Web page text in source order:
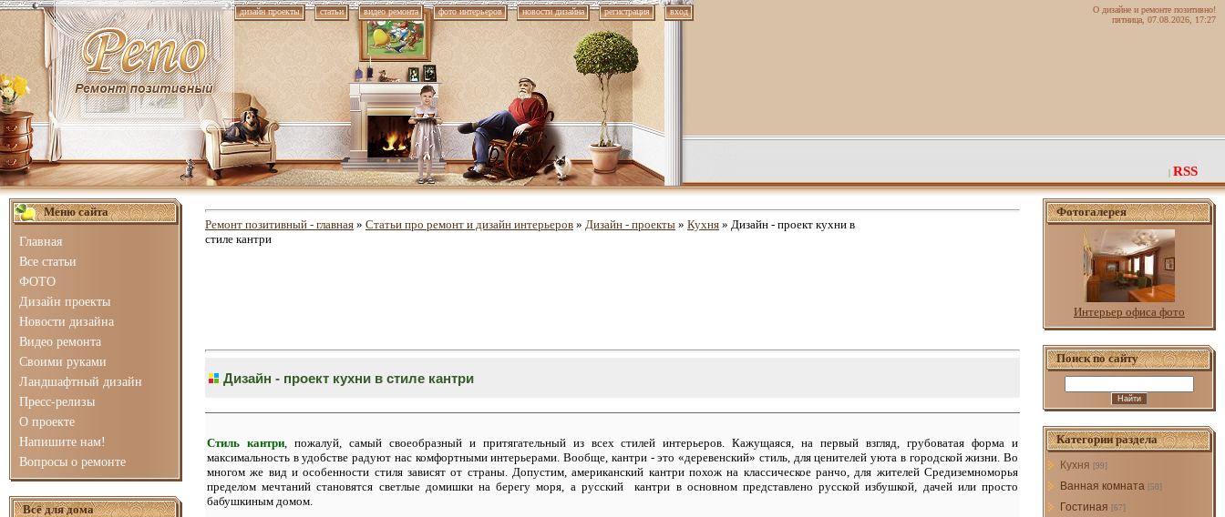
дизайн проекты статьи видео ремонта фото интерьеров новости дизайна регистрация вход
О дизайне и ремонте позитивно!
пятница, 07.08.2026, 17:27
| RSS
Меню сайта
Главная
Все статьи
ФОТО
Дизайн проекты
Новости дизайна
Видео ремонта
Своими руками
Ландшафтный дизайн
Пресс-релизы
О проекте
Напишите нам!
Вопросы о ремонте
Всё для дома
Ремонт позитивный - главная » Статьи про ремонт и дизайн интерьеров » Дизайн - проекты » Кухня » Дизайн - проект кухни в
стиле кантри
Дизайн - проект кухни в стиле кантри
Стиль кантри, пожалуй, самый своеобразный и притягательный из всех стилей интерьеров. Кажущаяся, на первый взгляд, грубоватая форма и
максимальность в удобстве радуют нас комфортными интерьерами. Вообще, кантри - это «деревенский» стиль, для ценителей уюта в городской жизни. Во
многом же вид и особенности стиля зависят от страны. Допустим, американский кантри похож на классическое ранчо, для жителей Средиземноморья
пределом мечтаний становятся светлые домишки на берегу моря, а русский кантри в основном представлено русской избушкой, дачей или просто
бабушкиным домом.
Фотогалерея
Интерьер офиса фото
Поиск по сайту
Категории раздела
Кухня [99]
Ванная комната [50]
Гостиная [67]